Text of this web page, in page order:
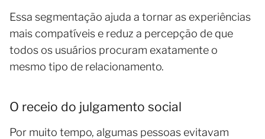
Essa segmentação ajuda a tornar as experiências
mais compatíveis e reduz a percepção de que
todos os usuários procuram exatamente o
mesmo tipo de relacionamento.
O receio do julgamento social
Por muito tempo, algumas pessoas evitavam